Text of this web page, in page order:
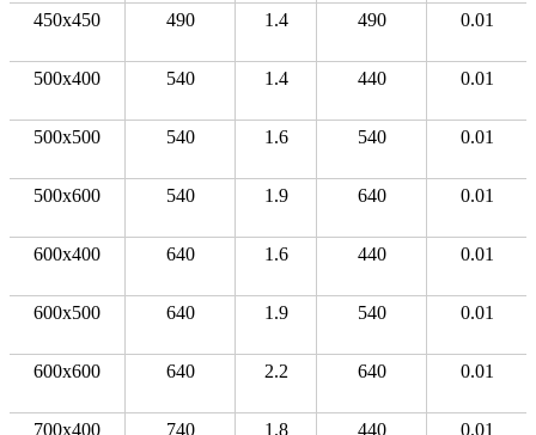
450x450 490 1.4 490 0.01
500x400 540 1.4 440 0.01
500x500 540 1.6 540 0.01
500x600 540 1.9 640 0.01
600x400 640 1.6 440 0.01
600x500 640 1.9 540 0.01
600x600 640 2.2 640 0.01
700x400 740 1.8 440 0.01